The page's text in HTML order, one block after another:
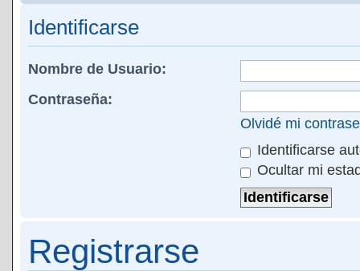
Identificarse
Nombre de Usuario:
Contraseña:
Olvidé mi
Identificarse
Ocultar mi
Registrarse